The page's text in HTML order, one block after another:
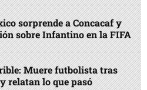
sorprende a Concacaf y
sobre Infantino en la FIFA
Muere futbolista tras
relatan lo que pasó